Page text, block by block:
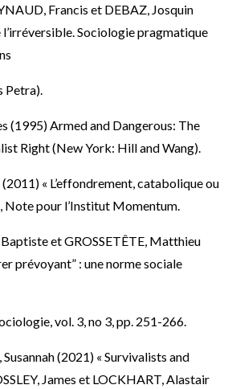
Francis et DEBAZ, Josquin
Sociologie pragmatique
Petra).
(1995) Armed and Dangerous: The
Right (New York: Hill and Wang).
« L’effondrement, catabolique ou
Note pour l’Institut Momentum.
et GROSSETÊTE, Matthieu
prévoyant” : une norme sociale
vol. 3, no 3, pp. 251-266.
(2021) « Survivalists and
James et LOCKHART, Alastair